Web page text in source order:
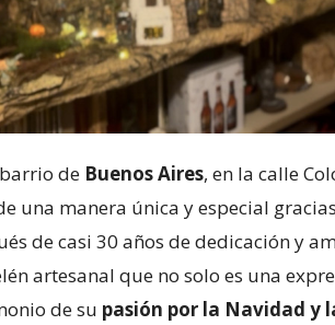
de Buenos Aires, en la calle
una manera única y especial
de casi 30 años de dedicación y
artesanal que no solo es una
de su pasión por la Navidad y